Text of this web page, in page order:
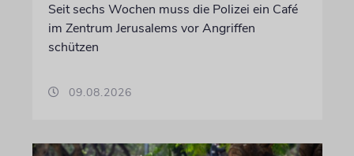
Seit sechs Wochen muss die Polizei ein Café
im Zentrum Jerusalems vor Angriffen
schützen
09.08.2026